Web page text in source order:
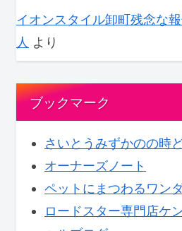
イオンスタイル卸町残念な
人 より
ブックマーク
さいとうみずかのの時
オーナーズノート
ペットにまつわるワン
ロードスター専門店ケ